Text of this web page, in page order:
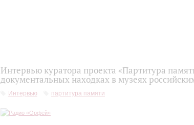
Интервью куратора проекта «Партитура
документальных находках в музеях
Интервью партитура памяти